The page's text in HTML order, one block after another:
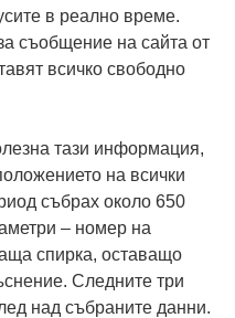
в реално време.
съобщение на сайта от
всичко свободно
тази информация,
на всички
събрах около 650
– номер на
спирка, оставащо
Следните три
над събраните данни.